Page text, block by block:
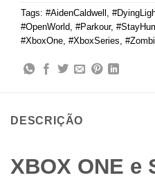
Tags: #AidenCaldwell
#OpenWorld #Parkour,
#XboxOne #XboxSeries
DESCRIÇÃO
XBOX ONE e